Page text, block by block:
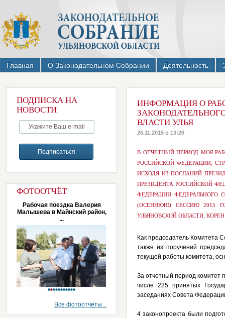
Главная О Законодательном Собрании Деятельность
ПОДПИСКА НА
НОВОСТИ
ФОТООТЧЁТ
Рабочая поездка Валерия
Малышева в Майнский район,
...
Все фотоотчёты...
ИНФОРМАЦИЯ О
ВЛАСТИ УЛЬЯ
26.11.2015 в 13:26
В ОТЧЕТНЫЙ ПЕРИОД МОЯ
РОССИЙСКОЙ ФЕДЕРАЦИИ,
ИСХОДЯ ИЗ ПОСЛАНИЙ
ПРЕЗИДЕНТА РОССИЙСКОЙ
ФЕДЕРАЦИИ ФЕДЕРАЛЬНОГО
(ОСЕННЮЮ) СЕССИЮ 2015
УЛЬЯНОВСКОЙ ОБЛАСТИ,
Как председатель Комитета
также из поручений
текущей работы комитета,
За отчетный период комитет
числе 225 принятых
заседаниях Совета
4 законопроекта были